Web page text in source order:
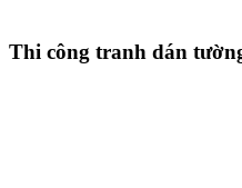
Thi công tranh dán